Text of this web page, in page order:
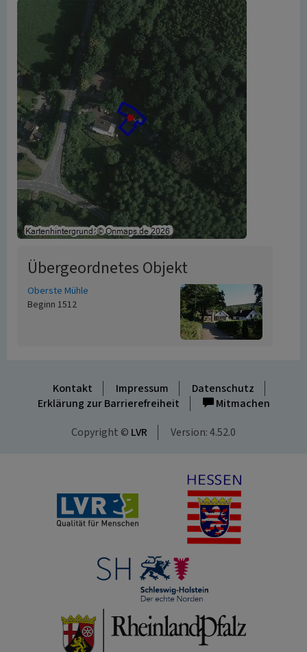
Übergeordnetes Objekt
Oberste Mühle
Beginn 1512
Kontakt Impressum
Datenschutz
Erklärung zur Barrierefreiheit
Mitmachen
Copyright © LVR Version: 4.52.0